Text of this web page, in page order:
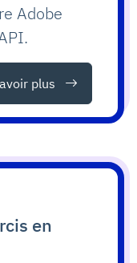
Adobe
plus
en